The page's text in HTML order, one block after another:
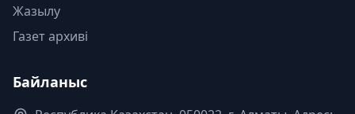
Жазылу
Газет архиві
Байланыс